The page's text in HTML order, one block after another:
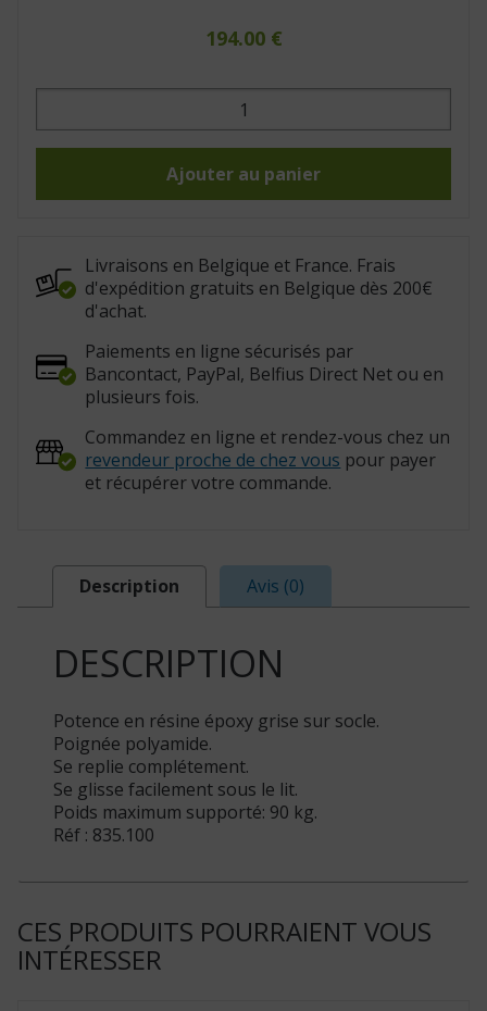
194.00 €
quantité
Potence
835.100)
Ajouter au panier
Livraisons en Belgique et France. Frais
d'expédition gratuits en Belgique dès 200€
d'achat.
Paiements en ligne sécurisés par
Bancontact, PayPal, Belfius Direct Net ou en
plusieurs fois.
Commandez en ligne et rendez-vous chez un
revendeur proche de chez vous pour payer
et récupérer votre commande.
Description Avis (0)
DESCRIPTION
Potence en résine époxy grise sur socle.
Poignée polyamide.
Se replie complétement.
Se glisse facilement sous le lit.
Poids maximum supporté: 90 kg.
Réf : 835.100
CES PRODUITS POURRAIENT VOUS
INTÉRESSER